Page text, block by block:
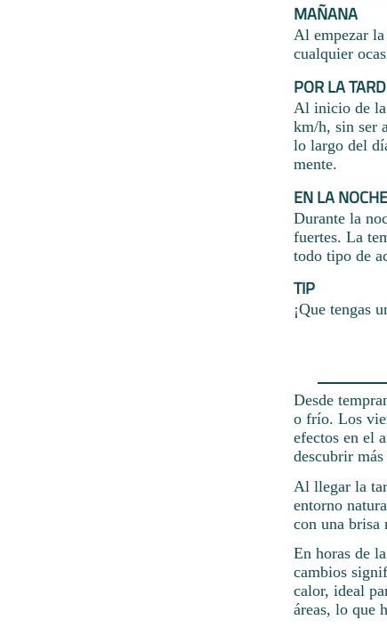
MAÑANA
Al empezar
cualquier
POR LA
Al inicio de la
km/h, sin ser
lo largo del
mente.
EN LA NOCHE
Durante la
fuertes. La
todo tipo de
TIP
¡Que tengas
Desde
o frío. Los
efectos en el
descubrir
Al llegar la
entorno
con una brisa
En horas de
cambios
calor, ideal
áreas, lo que